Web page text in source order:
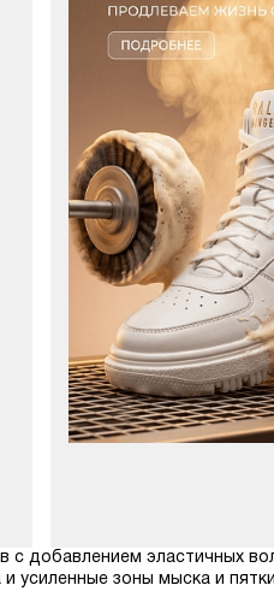
с добавлением эластичных
усиленные зоны мыска и